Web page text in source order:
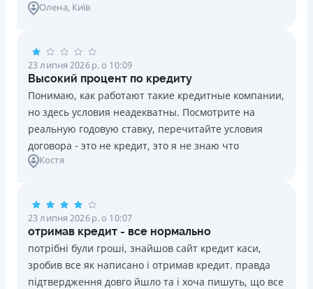
Олена, Київ
23 липня 2026 р. о 10:09
Высокий процент по кредиту
Понимаю, как работают такие кредитные компании,
но здесь условия неадекватны. Посмотрите на
реальную годовую ставку, перечитайте условия
договора - это не кредит, это я не знаю что
Костя
23 липня 2026 р. о 10:07
отримав кредит - все нормально
потрібні були гроші, знайшов сайт кредит каси,
зробив все як написано і отримав кредит. правда
підтвердження довго йшло та і хоча пишуть, що все